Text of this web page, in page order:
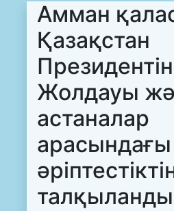
Амман
Қазақстан
Жолдауы
астаналар
арасындағы
талқыланды